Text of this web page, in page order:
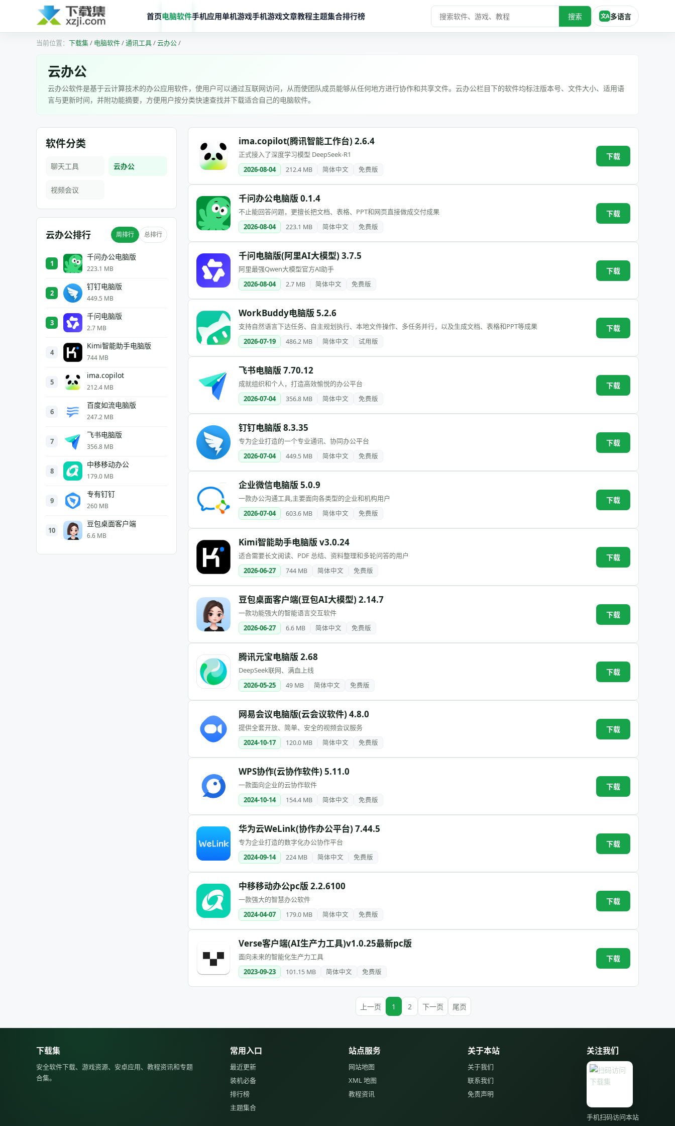
首页电脑软件手机应用单机游戏手机游戏文章教程主题集合排行榜 搜索 文A 多语言
下载集/ 电脑软件/通讯工具/云办公/
云办公
云办公软件是基于云计算技术的办公应用软件，使用户可以通过互联网访问，从而使团队成员能够从任何地方进行协作和共享文件。云办公栏目下的软件均标注版本号、文件大小、适用语
言与更新时间，并附功能摘要，方便用户按分类快速查找并下载适合自己的电脑软件。
软件分类
聊天工具 云办公
视频会议
云办公排行 周排行 总排行
1
千问办公电脑版
223.1 MB
2
钉钉电脑版
449.5 MB
3
千问电脑版
2.7 MB
4
Kimi智能助手电脑版
744 MB
5
ima.copilot
212.4 MB
6
百度如流电脑版
247.2 MB
7
飞书电脑版
356.8 MB
8
中移移动办公
179.0 MB
9
专有钉钉
260 MB
10
豆包桌面客户端
6.6 MB
ima.copilot(腾讯智能工作台) 2.6.4
正式接入了深度学习模型 DeepSeek-R1
2026-08-04
212.4 MB 简体中文 免费版
下载
千问办公电脑版 0.1.4
不止能回答问题，更擅长把文档、表格、PPT和网页直接做成交付成果
2026-08-04
223.1 MB 简体中文 免费版
下载
千问电脑版(阿里AI大模型) 3.7.5
阿里最强Qwen大模型官方AI助手
2026-08-04
2.7 MB 简体中文 免费版
下载
WorkBuddy电脑版 5.2.6
支持自然语言下达任务、自主规划执行、本地文件操作、多任务并行，以及生成文档、表格和PPT等成果
2026-07-19
486.2 MB 简体中文 试用版
下载
飞书电脑版 7.70.12
成就组织和个人，打造高效愉悦的办公平台
2026-07-04
356.8 MB 简体中文 免费版
下载
钉钉电脑版 8.3.35
专为企业打造的一个专业通讯、协同办公平台
2026-07-04
449.5 MB 简体中文 免费版
下载
企业微信电脑版 5.0.9
一款办公沟通工具,主要面向各类型的企业和机构用户
2026-07-04
603.6 MB 简体中文 免费版
下载
Kimi智能助手电脑版 v3.0.24
适合需要长文阅读、PDF 总结、资料整理和多轮问答的用户
2026-06-27
744 MB 简体中文 免费版
下载
豆包桌面客户端(豆包AI大模型) 2.14.7
一款功能强大的智能语言交互软件
2026-06-27
6.6 MB 简体中文 免费版
下载
腾讯元宝电脑版 2.68
DeepSeek联网、满血上线
2026-05-25
49 MB 简体中文 免费版
下载
网易会议电脑版(云会议软件) 4.8.0
提供全套开放、简单、安全的视频会议服务
2024-10-17
120.0 MB 简体中文 免费版
下载
WPS协作(云协作软件) 5.11.0
一款面向企业的云协作软件
2024-10-14
154.4 MB 简体中文 免费版
下载
华为云WeLink(协作办公平台) 7.44.5
专为企业打造的数字化办公协作平台
2024-09-14
224 MB 简体中文 免费版
下载
中移移动办公pc版 2.2.6100
一款强大的智慧办公软件
2024-04-07
179.0 MB 简体中文 免费版
下载
Verse客户端(AI生产力工具)v1.0.25最新pc版
面向未来的智能化生产力工具
2023-09-23
101.15 MB 简体中文 免费版
下载
上一页 1 2 下一页 尾页
下载集
安全软件下载、游戏资源、安卓应用、教程资讯和专题
合集。
常用入口
最近更新
装机必备
排行榜
主题集合
站点服务
网站地图
XML 地图
教程资讯
关于本站
关于我们
联系我们
免责声明
关注我们
手机扫码访问本站